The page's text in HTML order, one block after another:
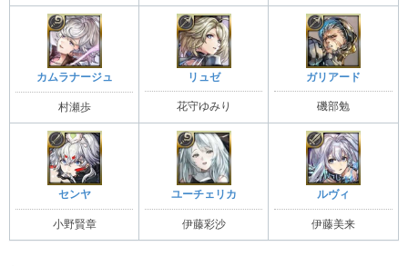
カムラナージュ
村瀬歩
リュゼ
花守ゆみり
ガリアード
磯部勉
センヤ
小野賢章
ユーチェリカ
伊藤彩沙
ルヴィ
伊藤美来